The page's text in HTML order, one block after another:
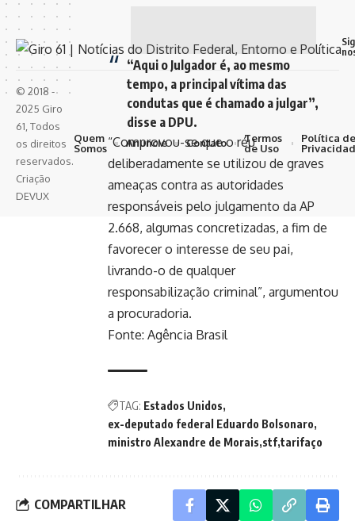
“Aqui o Julgador é, ao mesmo
tempo, a principal vítima das
condutas que é chamado a julgar”,
disse a DPU.
“Comprovou-se que o réu
deliberadamente se utilizou de graves
ameaças contra as autoridades
responsáveis pelo julgamento da AP
2.668, algumas concretizadas, a fim de
favorecer o interesse de seu pai,
livrando-o de qualquer
responsabilização criminal”, argumentou
a procuradoria.
Fonte: Agência Brasil
TAG: Estados Unidos
ex-deputado federal Eduardo Bolsonaro
ministro Alexandre de Morais stf tarifaço
COMPARTILHAR
© 2018 -
2025 Giro
61, Todos
os direitos
reservados.
Criação
DEVUX
Quem
Somos
Anuncie Contato
Termos
de Uso
Política